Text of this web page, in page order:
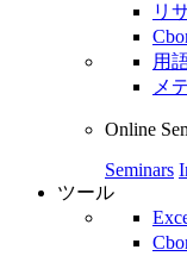
リ
用
メ
Online
Seminars
ツール